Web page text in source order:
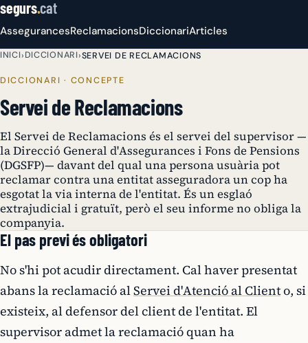
segurs.cat
AssegurancesReclamacionsDiccionariArticles
INICI›DICCIONARI›SERVEI DE RECLAMACIONS
DICCIONARI · CONCEPTE
Servei de Reclamacions
El Servei de Reclamacions és el servei del supervisor —
la Direcció General d'Assegurances i Fons de Pensions
(DGSFP)— davant del qual una persona usuària pot
reclamar contra una entitat asseguradora un cop ha
esgotat la via interna de l'entitat. És un esglaó
extrajudicial i gratuït, però el seu informe no obliga la
companyia.
El pas previ és obligatori
No s'hi pot acudir directament. Cal haver presentat
abans la reclamació alServei d'Atenció al Cliento, si
existeix, al defensor del client de l'entitat. El
supervisor admet la reclamació quan ha